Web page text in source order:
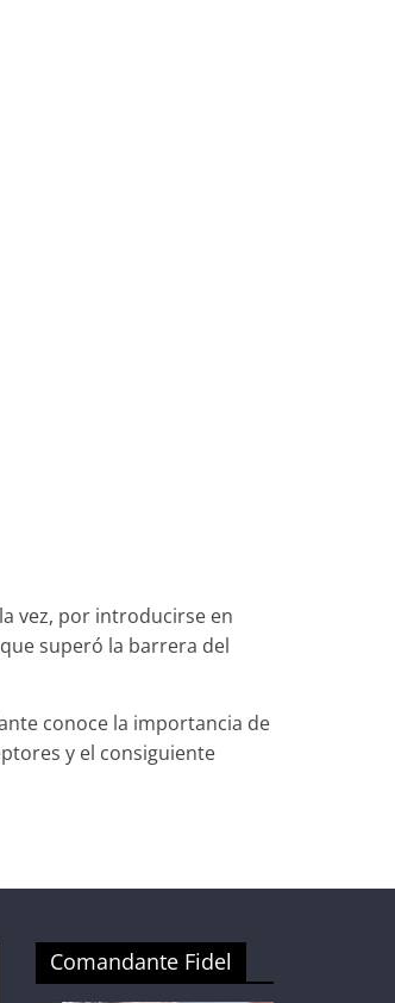
vez, por introducirse en
superó la barrera del
conoce la importancia de
y el consiguiente
Comandante Fidel